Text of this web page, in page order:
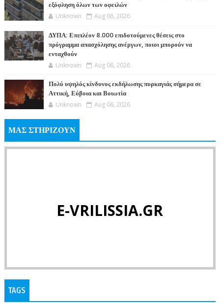
εξόφληση όλων των οφειλών
Unknown Aug 06, 2026
ΔΥΠΑ: Επιπλέον 8.000 επιδοτούμενες θέσεις στο
πρόγραμμα απασχόλησης ανέργων, ποιοι μπορούν να
ενταχθούν
Unknown Aug 06, 2026
Πολύ υψηλός κίνδυνος εκδήλωσης πυρκαγιάς σήμερα σε
Αττική, Εύβοια και Βοιωτία
Unknown Aug 06, 2026
ΜΑΣ ΣΤΗΡΙΖΟΥΝ
E-VRILISSIA.GR
TAGS